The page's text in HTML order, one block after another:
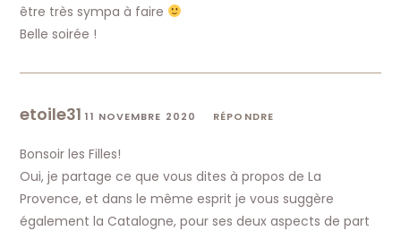
être très sympa à faire
Belle soirée !
etoile31 11 NOVEMBRE 2020 RÉPONDRE
Bonsoir les Filles!
Oui, je partage ce que vous dites à propos de La
Provence, et dans le même esprit je vous suggère
également la Catalogne, pour ses deux aspects de part